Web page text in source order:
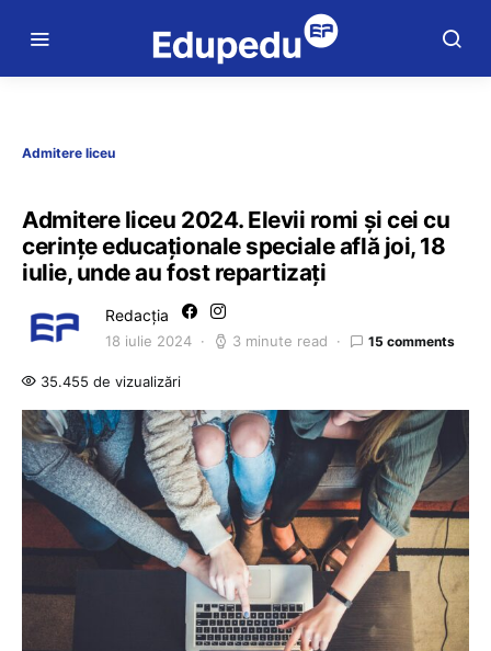
Admitere liceu
Admitere liceu 2024. Elevii romi și cei cu
cerințe educaționale speciale află joi, 18
iulie, unde au fost repartizați
Redacția
18 iulie 2024 3 minute read 15 comments
35.455 de vizualizări